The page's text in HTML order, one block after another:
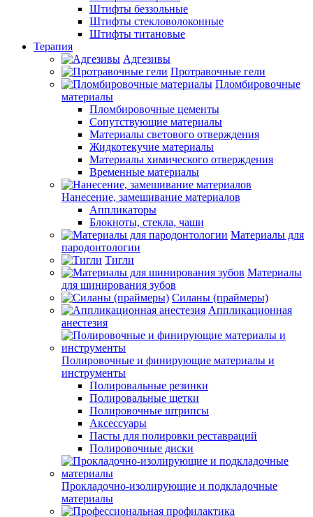
Штифты беззольные
Штифты стекловолоконные
Штифты титановые
Терапия
Адгезивы
Протравочные гели
Пломбировочные
материалы
Пломбировочные цементы
Сопутствующие материалы
Материалы светового отверждения
Жидкотекучие материалы
Материалы химического отверждения
Временные материалы
Нанесение, замешивание материалов
Аппликаторы
Блокноты, стекла, чаши
Материалы для
пародонтологии
Тигли
Материалы
для шинирования зубов
Силаны (праймеры)
Аппликационная
анестезия
Полировочные и финирующие материалы и
инструменты
Полировальные резинки
Полировальные щетки
Полировочные штрипсы
Аксессуары
Пасты для полировки реставраций
Полировочные диски
Прокладочно-изолирующие и подкладочные
материалы